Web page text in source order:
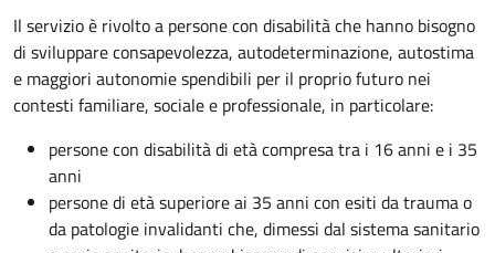
Il servizio è rivolto a persone con disabilità che hanno bisogno
di sviluppare consapevolezza, autodeterminazione, autostima
e maggiori autonomie spendibili per il proprio futuro nei
contesti familiare, sociale e professionale, in particolare:
persone con disabilità di età compresa tra i 16 anni e i 35
anni
persone di età superiore ai 35 anni con esiti da trauma o
da patologie invalidanti che, dimessi dal sistema sanitario